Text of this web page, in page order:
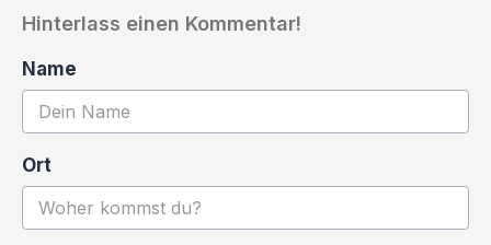
Hinterlass einen Kommentar!
Name
Ort